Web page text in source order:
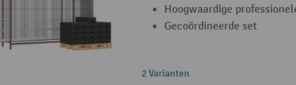
Hoogwaardige
Gecoördineerde set
2 Varianten